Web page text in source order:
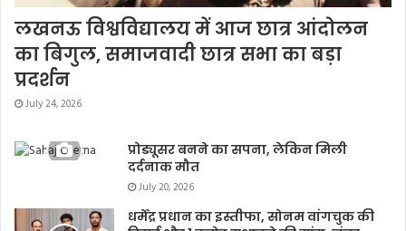
लखनऊ विश्वविद्यालय में आज छात्र आंदोलन
का बिगुल, समाजवादी छात्र सभा का बड़ा
प्रदर्शन
July 24, 2026
प्रोड्यूसर बनने का सपना, लेकिन मिली
दर्दनाक मौत
July 20, 2026
धर्मेंद्र प्रधान का इस्तीफा, सोनम वांगचुक की